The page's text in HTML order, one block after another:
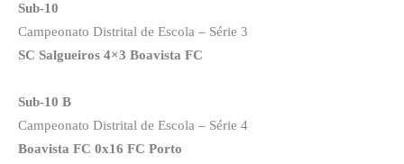
Sub-10
Campeonato Distrital de Escola – Série 3
SC Salgueiros 4×3 Boavista FC
Sub-10 B
Campeonato Distrital de Escola – Série 4
Boavista FC 0x16 FC Porto